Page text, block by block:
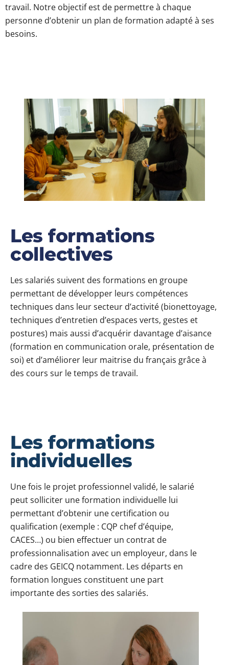
travail. Notre objectif est de permettre à chaque
personne d’obtenir un plan de formation adapté à ses
besoins.
Les formations
collectives
Les salariés suivent des formations en groupe
permettant de développer leurs compétences
techniques dans leur secteur d’activité (bionettoyage,
techniques d’entretien d’espaces verts, gestes et
postures) mais aussi d’acquérir davantage d’aisance
(formation en communication orale, présentation de
soi) et d’améliorer leur maitrise du français grâce à
des cours sur le temps de travail.
Les formations
individuelles
Une fois le projet professionnel validé, le salarié
peut solliciter une formation individuelle lui
permettant d’obtenir une certification ou
qualification (exemple : CQP chef d’équipe,
CACES…) ou bien effectuer un contrat de
professionnalisation avec un employeur, dans le
cadre des GEICQ notamment. Les départs en
formation longues constituent une part
importante des sorties des salariés.